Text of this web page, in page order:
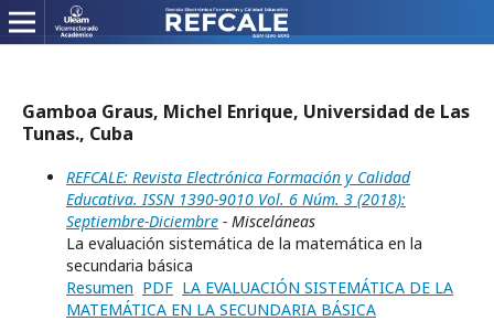
Gamboa Graus, Michel Enrique, Universidad de Las
Tunas., Cuba
REFCALE: Revista Electrónica Formación y Calidad
Educativa. ISSN 1390-9010 Vol. 6 Núm. 3 (2018):
Septiembre-Diciembre - Misceláneas
La evaluación sistemática de la matemática en la
secundaria básica
Resumen PDF LA EVALUACIÓN SISTEMÁTICA DE LA
MATEMÁTICA EN LA SECUNDARIA BÁSICA